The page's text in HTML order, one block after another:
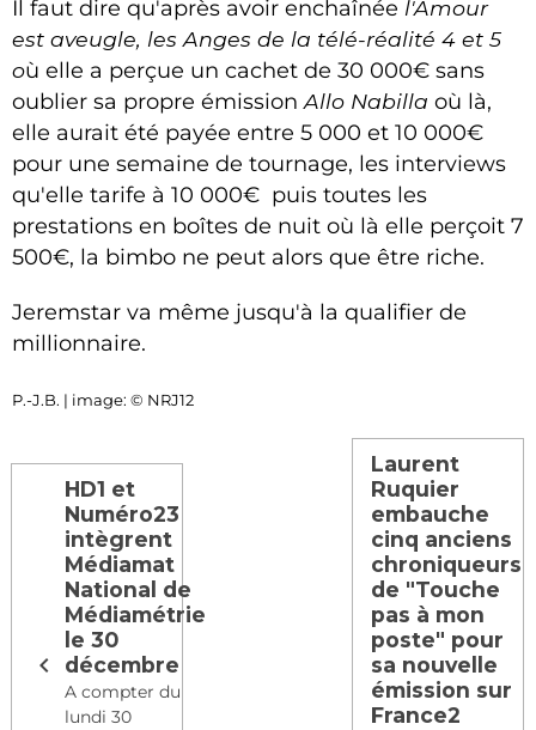
Il faut dire qu'après avoir enchaînée l'Amour
est aveugle, les Anges de la télé-réalité 4 et 5
où elle a perçue un cachet de 30 000€ sans
oublier sa propre émission Allo Nabilla où là,
elle aurait été payée entre 5 000 et 10 000€
pour une semaine de tournage, les interviews
qu'elle tarife à 10 000€ puis toutes les
prestations en boîtes de nuit où là elle perçoit 7
500€, la bimbo ne peut alors que être riche.
Jeremstar va même jusqu'à la qualifier de
millionnaire.
P.-J.B. | image: © NRJ12
HD1 et
Numéro23
intègrent
Médiamat
National de
Médiamétrie
le 30
décembre
A compter du
lundi 30
Laurent
Ruquier
embauche
cinq anciens
chroniqueurs
de "Touche
pas à mon
poste" pour
sa nouvelle
émission sur
France2